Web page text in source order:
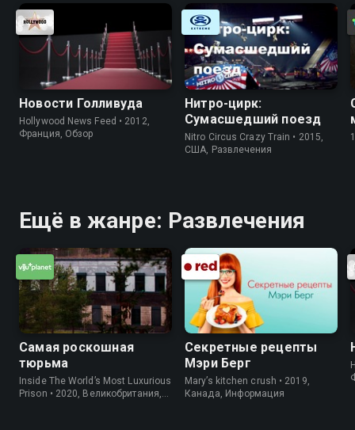
Новости Голливуда
Hollywood News Feed • 2012,
Франция, Обзор
Нитро-цирк:
Сумасшедший поезд
Nitro Circus Crazy Train • 2015,
США, Развлечения
Ещё в жанре: Развлечения
Самая роскошная
тюрьма
Inside The World’s Most Luxurious
Prison • 2020, Великобритания,
Секретные рецепты
Мэри Берг
Mary’s kitchen crush • 2019,
Канада, Информация